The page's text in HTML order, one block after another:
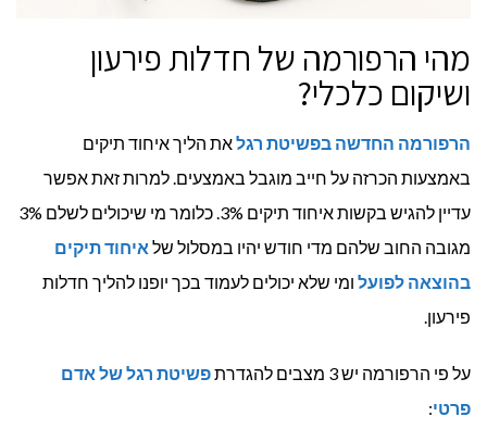
מהי הרפורמה של חדלות פירעון
ושיקום כלכלי?
הרפורמה החדשה בפשיטת רגלאת הליך איחוד תיקים
באמצעות הכרזה על חייב מוגבל באמצעים. למרות זאת אפשר
עדיין להגיש בקשות איחוד תיקים 3%. כלומר מי שיכולים לשלם 3%
מגובה החוב שלהם מדי חודש יהיו במסלול של איחוד תיקים
בהוצאה לפועל ומי שלא יכולים לעמוד בכך יופנו להליך חדלות
פירעון.
על פי הרפורמה יש 3 מצבים להגדרת
פשיטת רגל של אדם
פרטי: